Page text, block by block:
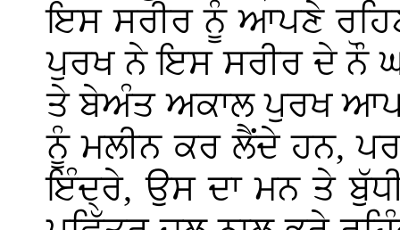
ਇਸ ਸਰੀਰ ਨੂੰ ਆਪਣੇ
ਪੁਰਖ ਨੇ ਇਸ ਸਰੀਰ ਦੇ ਨੌ
ਤੇ ਬੇਅੰਤ ਅਕਾਲ ਪੁਰਖ
ਨੂੰ ਮਲੀਨ ਕਰ ਲੈਂਦੇ ਹਨ,
ਇੰਦ੍ਰੇ, ਉਸ ਦਾ ਮਨ ਤੇ